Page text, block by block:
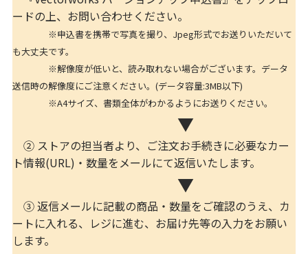
ードの上、お問い合わせください。
※申込書を携帯で写真を撮り、Jpeg形式でお送りいただいて
も大丈夫です。
※解像度が低いと、読み取れない場合がございます。データ
送信時の解像度にご注意ください。(データ容量:3MB以下)
※A4サイズ、書類全体がわかるようにお送りください。
▼
② ストアの担当者より、ご注文お手続きに必要なカー
ト情報(URL)・数量をメールにて返信いたします。
▼
③ 返信メールに記載の商品・数量をご確認のうえ、カ
ートに入れる、レジに進む、お届け先等の入力をお願い
します。